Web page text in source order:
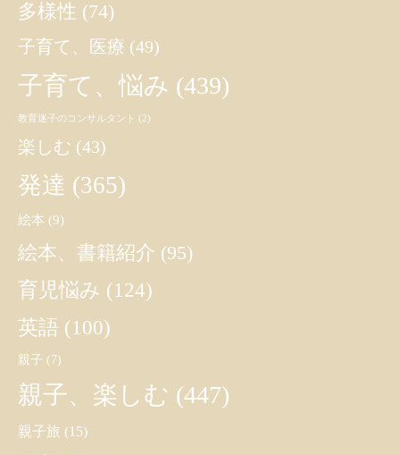
多様性 (74)
子育て、医療 (49)
子育て、悩み (439)
教育迷子のコンサルタント (2)
楽しむ (43)
発達 (365)
絵本 (9)
絵本、書籍紹介 (95)
育児悩み (124)
英語 (100)
親子 (7)
親子、楽しむ (447)
親子旅 (15)